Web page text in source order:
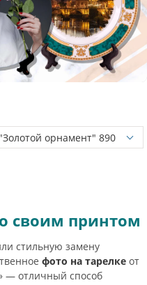
своим принтом
стильную замену
фото на тарелке от
— отличный способ